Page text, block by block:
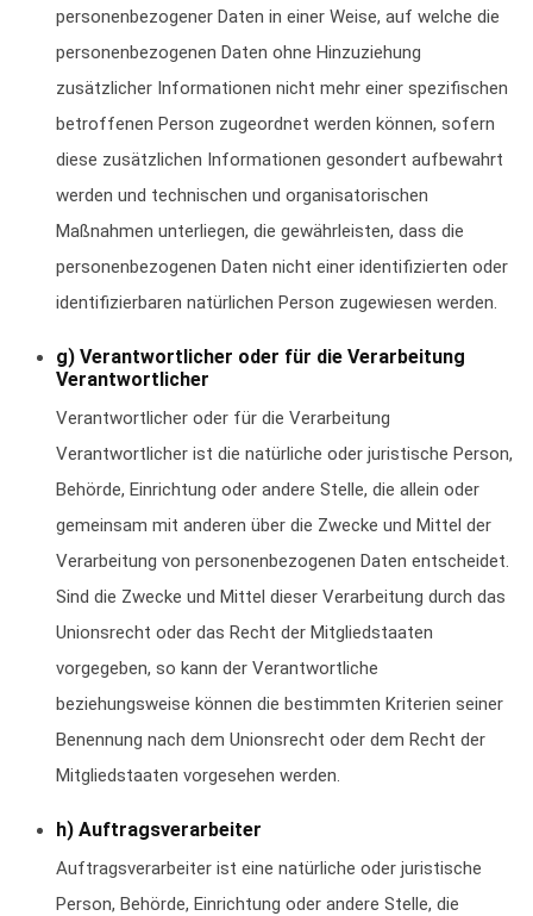
personenbezogener Daten in einer Weise, auf welche die
personenbezogenen Daten ohne Hinzuziehung
zusätzlicher Informationen nicht mehr einer spezifischen
betroffenen Person zugeordnet werden können, sofern
diese zusätzlichen Informationen gesondert aufbewahrt
werden und technischen und organisatorischen
Maßnahmen unterliegen, die gewährleisten, dass die
personenbezogenen Daten nicht einer identifizierten oder
identifizierbaren natürlichen Person zugewiesen werden.
g) Verantwortlicher oder für die Verarbeitung
Verantwortlicher
Verantwortlicher oder für die Verarbeitung
Verantwortlicher ist die natürliche oder juristische Person,
Behörde, Einrichtung oder andere Stelle, die allein oder
gemeinsam mit anderen über die Zwecke und Mittel der
Verarbeitung von personenbezogenen Daten entscheidet.
Sind die Zwecke und Mittel dieser Verarbeitung durch das
Unionsrecht oder das Recht der Mitgliedstaaten
vorgegeben, so kann der Verantwortliche
beziehungsweise können die bestimmten Kriterien seiner
Benennung nach dem Unionsrecht oder dem Recht der
Mitgliedstaaten vorgesehen werden.
h) Auftragsverarbeiter
Auftragsverarbeiter ist eine natürliche oder juristische
Person, Behörde, Einrichtung oder andere Stelle, die